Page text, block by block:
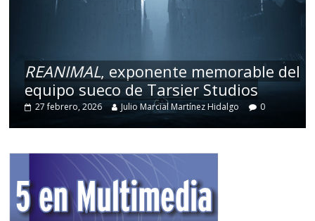
REANIMAL, exponente memorable del
equipo sueco de Tarsier Studios
27 febrero, 2026 Julio Marcial Martínez Hidalgo 0